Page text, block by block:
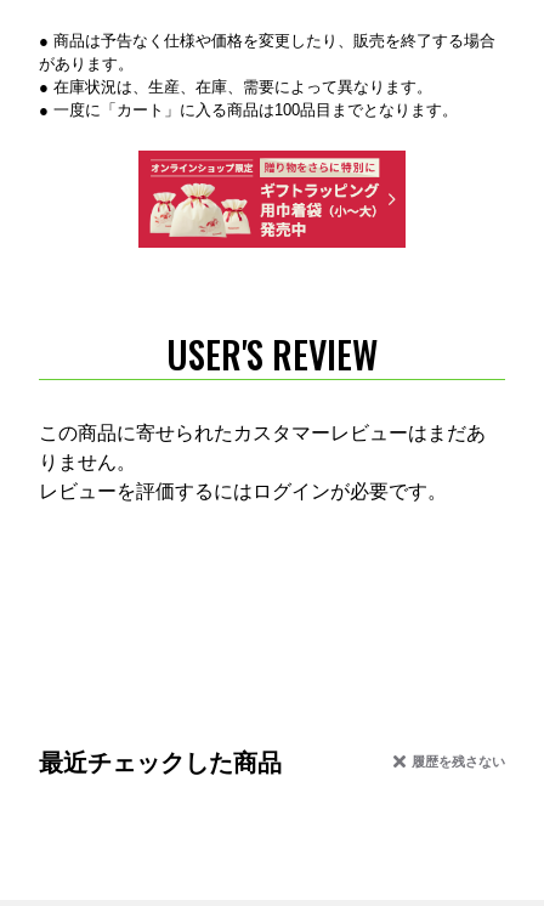
● 商品は予告なく仕様や価格を変更したり、販売を終了する場合
があります。
● 在庫状況は、生産、在庫、需要によって異なります。
● 一度に「カート」に入る商品は100品目までとなります。
USER'S REVIEW
この商品に寄せられたカスタマーレビューはまだあ
りません。
レビューを評価するには ログインが必要です。
最近チェックした商品 履歴を残さない